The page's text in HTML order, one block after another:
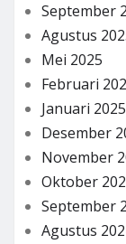
September
Agustus
Mei 2025
Februari
Januari 2025
Desember
November
Oktober
September
Agustus